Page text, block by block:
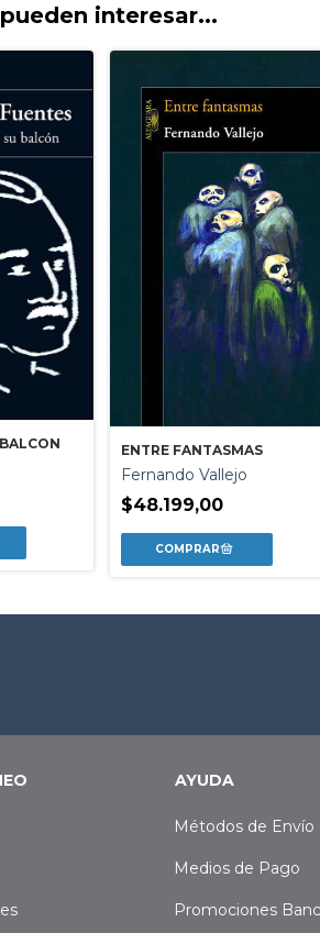
interesar...
ENTRE FANTASMAS
Fernando Vallejo
$48.199,00
AYUDA
Métodos de Envío
Medios de Pago
Promociones